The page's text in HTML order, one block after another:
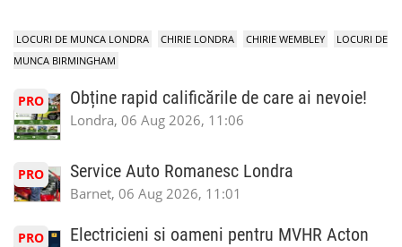
LOCURI DE MUNCA LONDRA CHIRIE LONDRA CHIRIE WEMBLEY
LOCURI DE
MUNCA BIRMINGHAM
PRO Obține rapid calificările de care ai nevoie!
Londra, 06 Aug 2026, 11:06
PRO Service Auto Romanesc Londra
Barnet, 06 Aug 2026, 11:01
PRO Electricieni si oameni pentru MVHR Acton